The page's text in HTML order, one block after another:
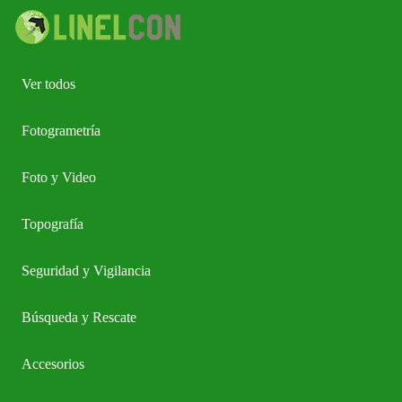
Ver todos
Fotogrametría
Foto y Video
Topografía
Seguridad y Vigilancia
Búsqueda y Rescate
Accesorios